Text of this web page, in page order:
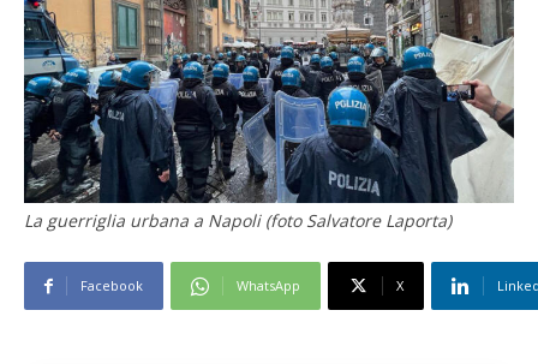
La guerriglia urbana a Napoli (foto Salvatore Laporta)
Facebook WhatsApp X